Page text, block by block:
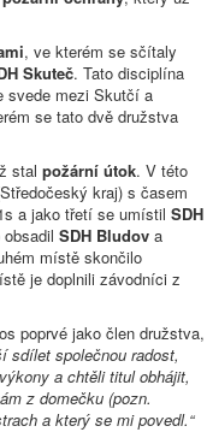
, ve kterém se sčítaly
Skuteč. Tato disciplína
svede mezi Skutčí a
se tato dvě družstva
stal požární útok. V této
kraj) s časem
a jako třetí se umístil SDH
SDH Bludov a
místě skončilo
je doplnili závodníci z
poprvé jako člen družstva,
sdílet společnou radost,
a chtěli titul obhájit,
z domečku (pozn.
a který se mi povedl.“